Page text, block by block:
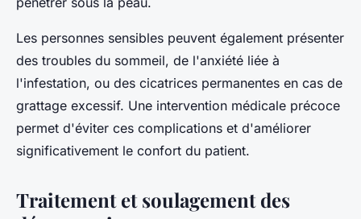
Les personnes sensibles peuvent également présenter
des troubles du sommeil, de l'anxiété liée à
l'infestation, ou des cicatrices permanentes en cas de
grattage excessif. Une intervention médicale précoce
permet d'éviter ces complications et d'améliorer
significativement le confort du patient.
Traitement et soulagement des